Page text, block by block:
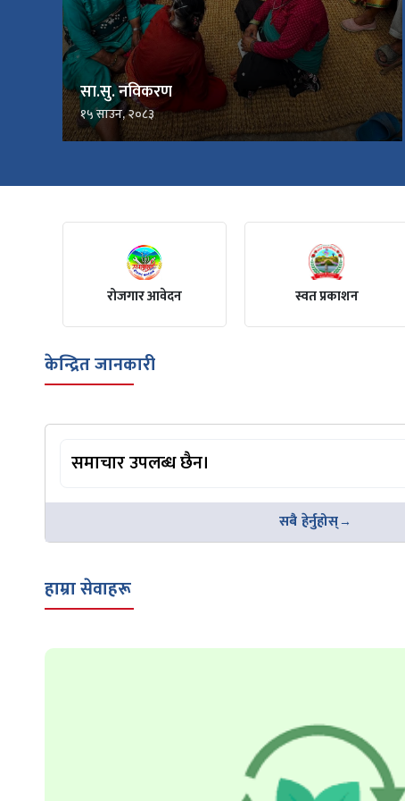
सा.सु. नविकरण
१५ साउन, २०८३
रोजगार आवेदन स्वत प्रकाशन
केन्द्रित जानकारी
समाचार उपलब्ध छैन।
सबै हेर्नुहोस्
हाम्रा सेवाहरू